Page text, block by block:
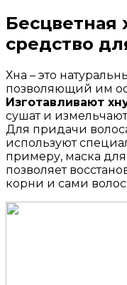
Бесцветная
средство
Хна – это
позволяющий им
Изготавливают
сушат и
Для придачи
используют
примеру, маска
позволяет
корни и сами